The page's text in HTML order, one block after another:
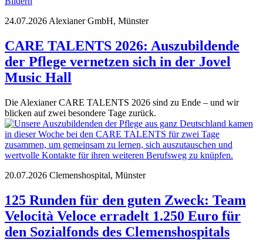
24.07.2026 Alexianer GmbH, Münster
CARE TALENTS 2026: Auszubildende
der Pflege vernetzen sich in der Jovel
Music Hall
Die Alexianer CARE TALENTS 2026 sind zu Ende – und wir
blicken auf zwei besondere Tage zurück.
20.07.2026 Clemenshospital, Münster
125 Runden für den guten Zweck: Team
Velocità Veloce erradelt 1.250 Euro für
den Sozialfonds des Clemenshospitals